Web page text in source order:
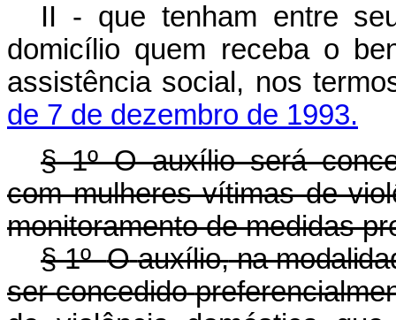
II - que tenham entre
domicílio quem receba o
assistência social, nos
de 7 de dezembro de 1993.
§ 1º O auxílio será
com mulheres vítimas de
monitoramento de medidas
§ 1º O auxílio,na
ser concedido